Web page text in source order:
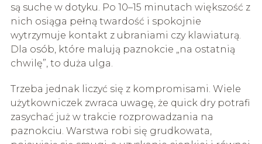
są suche w dotyku. Po 10–15 minutach większość z
nich osiąga pełną twardość i spokojnie
wytrzymuje kontakt z ubraniami czy klawiaturą.
Dla osób, które malują paznokcie „na ostatnią
chwilę”, to duża ulga.
Trzeba jednak liczyć się z kompromisami. Wiele
użytkowniczek zwraca uwagę, że quick dry potrafi
zasychać już w trakcie rozprowadzania na
paznokciu. Warstwa robi się grudkowata,